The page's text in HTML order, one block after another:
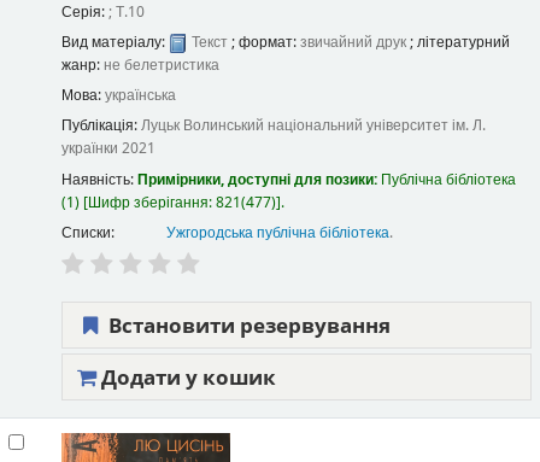
Серія:; Т.10
Вид матеріалу:
Текст; формат:звичайний друк; літературний
жанр: не белетристика
Мова:українська
Публікація:Луцьк Волинський національний університет ім. Л.
українки 2021
Наявність:Примірники, доступні для позики: Публічна бібліотека
(1) Шифр зберігання:821(477) .
Списки:
Ужгородська публічна бібліотека.
Встановити резервування
Додати у кошик